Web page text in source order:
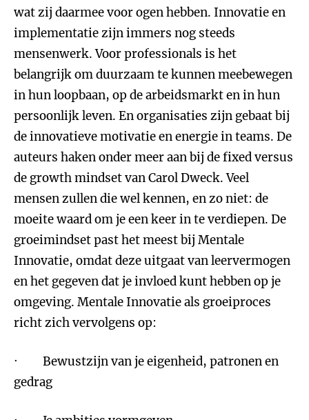
wat zij daarmee voor ogen hebben. Innovatie en
implementatie zijn immers nog steeds
mensenwerk. Voor professionals is het
belangrijk om duurzaam te kunnen meebewegen
in hun loopbaan, op de arbeidsmarkt en in hun
persoonlijk leven. En organisaties zijn gebaat bij
de innovatieve motivatie en energie in teams. De
auteurs haken onder meer aan bij de fixed versus
de growth mindset van Carol Dweck. Veel
mensen zullen die wel kennen, en zo niet: de
moeite waard om je een keer in te verdiepen. De
groeimindset past het meest bij Mentale
Innovatie, omdat deze uitgaat van leervermogen
en het gegeven dat je invloed kunt hebben op je
omgeving. Mentale Innovatie als groeiproces
richt zich vervolgens op:
· Bewustzijn van je eigenheid, patronen en
gedrag